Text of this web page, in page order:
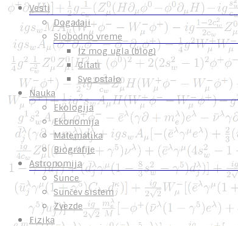
Vesti
Događaji
Slobodno vreme
Iz mog ugla (blog)
Citati
Sve ostalo
Nauka
Ekologija
Ekonomija
Matematika
Biografije
Astronomija
Sunce
Sunčev sistem
Zvezde
Fizika